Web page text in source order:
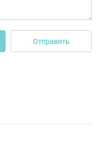
Отправить